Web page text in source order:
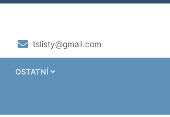
tslisty@gmail.com
OSTATNÍ